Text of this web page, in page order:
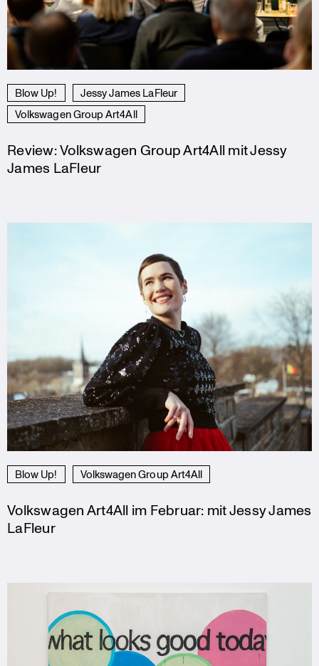
Blow Up!
Jessy James LaFleur
Volkswagen Group Art4All
Review: Volkswagen Group Art4All mit Jessy
James LaFleur
Blow Up! Volkswagen Group Art4All
Volkswagen Art4All im Februar: mit Jessy James
LaFleur